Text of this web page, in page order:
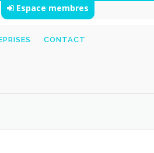
Espace membres
CONTACT